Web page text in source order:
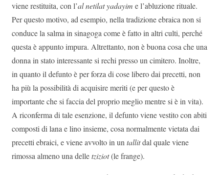
viene restituita, con l’al netilat yadayim e l’abluzione rituale.
Per questo motivo, ad esempio, nella tradizione ebraica non si
conduce la salma in sinagoga come è fatto in altri culti, perché
questa è appunto impura. Altrettanto, non è buona cosa che una
donna in stato interessante si rechi presso un cimitero. Inoltre,
in quanto il defunto è per forza di cose libero dai precetti, non
ha più la possibilità di acquisire meriti (e per questo è
importante che si faccia del proprio meglio mentre si è in vita).
A riconferma di tale esenzione, il defunto viene vestito con abiti
composti di lana e lino insieme, cosa normalmente vietata dai
precetti ebraici, e viene avvolto in un tallitdal quale viene
rimossa almeno una delletziziot(le frange).